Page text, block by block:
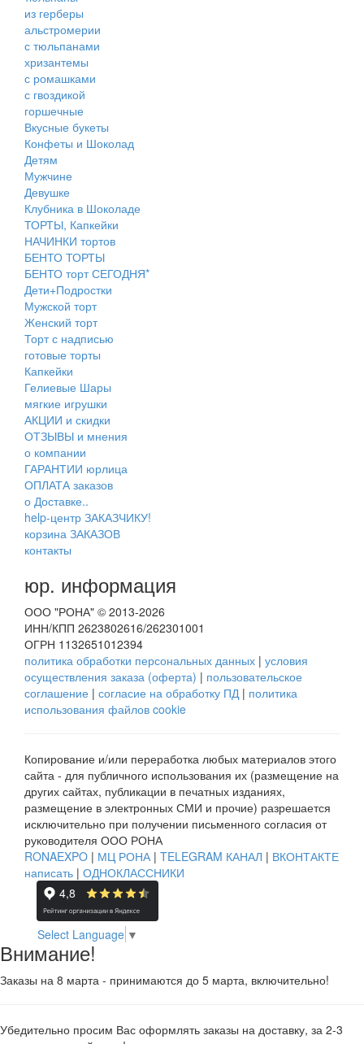
из герберы
альстромерии
с тюльпанами
хризантемы
с ромашками
с гвоздикой
горшечные
Вкусные букеты
Конфеты и Шоколад
Детям
Мужчине
Девушке
Клубника в Шоколаде
ТОРТЫ, Капкейки
НАЧИНКИ тортов
БЕНТО ТОРТЫ
БЕНТО торт СЕГОДНЯ*
Дети+Подростки
Мужской торт
Женский торт
Торт с надписью
готовые торты
Капкейки
Гелиевые Шары
мягкие игрушки
АКЦИИ и скидки
ОТЗЫВЫ и мнения
о компании
ГАРАНТИИ юрлица
ОПЛАТА заказов
о Доставке..
help-центр ЗАКАЗЧИКУ!
корзина ЗАКАЗОВ
контакты
юр. информация
ООО "РОНА" © 2013-2026
ИНН/КПП 2623802616/262301001
ОГРН 1132651012394
политика обработки персональных данных | условия
осуществления заказа (оферта) | пользовательское
соглашение | согласие на обработку ПД| политика
использования файлов cookie
Копирование и/или переработка любых материалов этого
сайта - для публичного использования их (размещение на
других сайтах, публикации в печатных изданиях,
размещение в электронных СМИ и прочие) разрешается
исключительно при получении письменного согласия от
руководителя ООО РОНА
RONAEXPO | МЦ РОНА| TELEGRAM КАНАЛ | ВКОНТАКТЕ
написать | ОДНОКЛАССНИКИ
Select Language ▼
Внимание!
Заказы на 8 марта - принимаются до 5 марта, включительно!
Убедительно просим Вас оформлять заказы на доставку, за 2-3